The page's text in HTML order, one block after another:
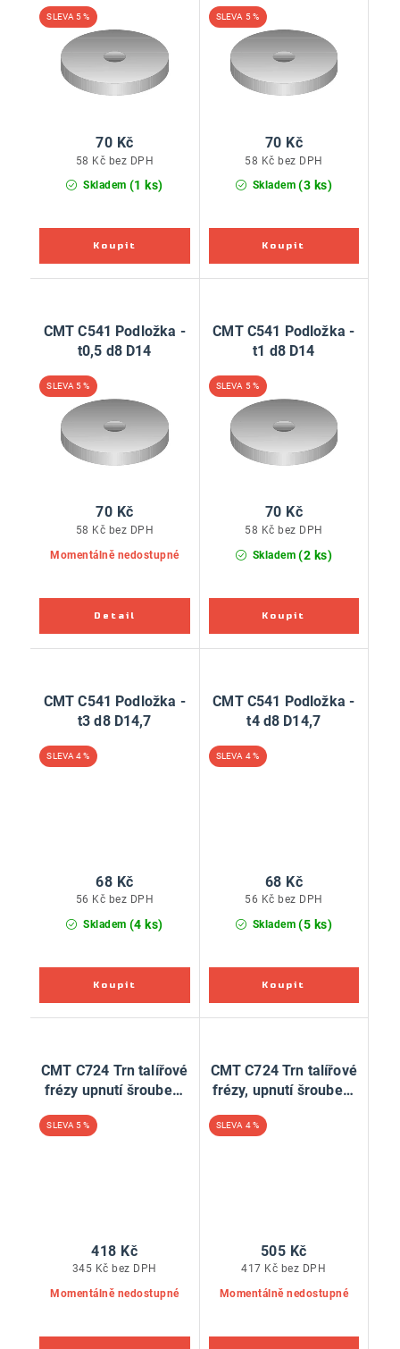
5 %
Skladem (1 ks)
58 Kč bez DPH
70 Kč
5 %
Skladem (3 ks)
58 Kč bez DPH
70 Kč
CMT C541 Podložka -
t0,5 d8 D14
5 %
Momentálně nedostupné
58 Kč bez DPH
70 Kč
CMT C541 Podložka -
t1 d8 D14
5 %
Skladem (2 ks)
58 Kč bez DPH
70 Kč
CMT C541 Podložka -
t3 d8 D14,7
4 %
Skladem (4 ks)
56 Kč bez DPH
68 Kč
CMT C541 Podložka -
t4 d8 D14,7
4 %
Skladem (5 ks)
56 Kč bez DPH
68 Kč
CMT C724 Trn talířové
frézy upnutí šroubem
5 %
Momentálně nedostupné
345 Kč bez DPH
418 Kč
CMT C724 Trn talířové
frézy, upnutí šroubem
4 %
Momentálně nedostupné
417 Kč bez DPH
505 Kč